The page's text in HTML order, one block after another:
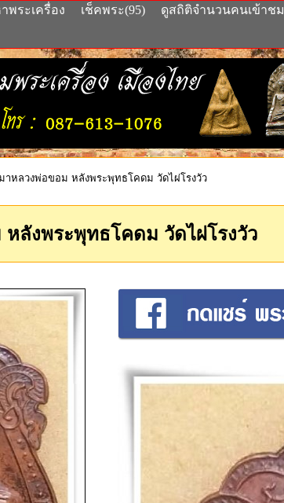
พระเครื่อง เช็คพระ(95) ดูสถิติจำนวนคนเข้าชม
าหลวงพ่อขอม หลังพระพุทธโคดม วัดไผ่โรงวัว
ลังพระพุทธโคดม วัดไผ่โรงวัว